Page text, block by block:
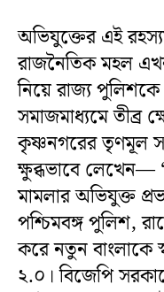
অভিযুক্তের এই
রাজনৈতিক মহল
নিয়ে রাজ্য
সমাজমাধ্যমে তীব্র
কৃষ্ণনগরের তৃণমূল
ক্ষুব্ধভাবে
মামলার অভিযুক্ত
পশ্চিমবঙ্গ পুলিশ,
করে নতুন বাংলাকে
২.০। বিজেপি